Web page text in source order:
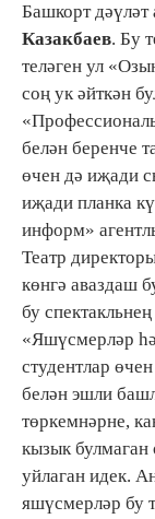
Башкорт
Казакбаев. Бу
теләген ул
соң ук әйткән
белән беренче
өчен дә иҗади
иҗади планка
информ»
Театр
көнгә аваздаш
бу
«Яшүсмерләр
студентлар
белән эшли
төркемнәрне,
кызык булмаган
уйлаган идек.
яшүсмерләр бу